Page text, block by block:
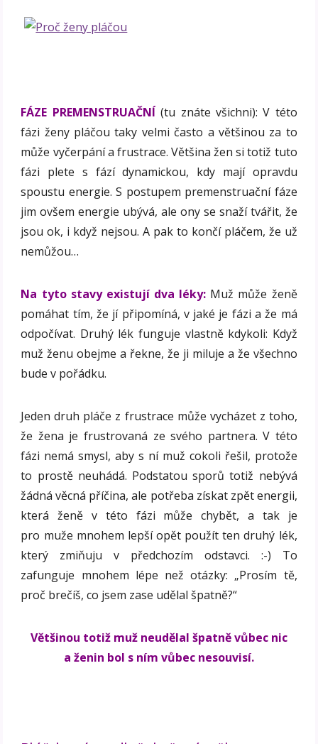
FÁZE PREMENSTRUAČNÍ(tu znáte všichni): V této
fázi ženy pláčou taky velmi často a většinou za to
může vyčerpání a frustrace. Většina žen si totiž tuto
fázi plete s fází dynamickou, kdy mají opravdu
spoustu energie. S postupem premenstruační fáze
jim ovšem energie ubývá, ale ony se snaží tvářit, že
jsou ok, i když nejsou. A pak to končí pláčem, že už
nemůžou…
Na tyto stavy existují dva léky: Muž může ženě
pomáhat tím, že jí připomíná, v jaké je fázi a že má
odpočívat. Druhý lék funguje vlastně kdykoli: Když
muž ženu obejme a řekne, že ji miluje a že všechno
bude v pořádku.
Jeden druh pláče z frustrace může vycházet z toho,
že žena je frustrovaná ze svého partnera. V této
fázi nemá smysl, aby s ní muž cokoli řešil, protože
to prostě neuhádá. Podstatou sporů totiž nebývá
žádná věcná příčina, ale potřeba získat zpět energii,
která ženě v této fázi může chybět, a tak je
pro muže mnohem lepší opět použít ten druhý lék,
který zmiňuju v předchozím odstavci. :-) To
zafunguje mnohem lépe než otázky: „Prosím tě,
proč brečíš, co jsem zase udělal špatně?“
Většinou totiž muž neudělal špatně vůbec nic
a ženin bol s ním vůbec nesouvisí.